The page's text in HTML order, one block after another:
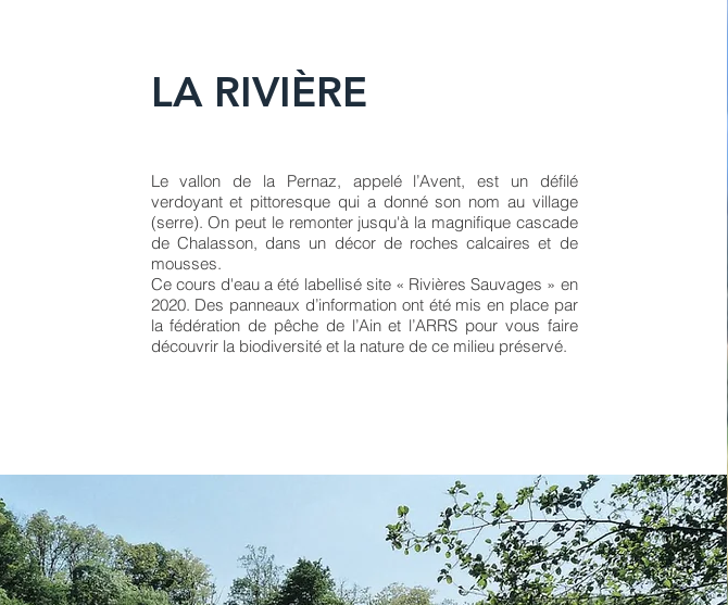
LA RIVIÈRE
Le vallon de la Pernaz, appelé l’Avent, est un défilé
verdoyant et pittoresque qui a donné son nom au village
(serre). On peut le remonter jusqu'à la magnifique cascade
de Chalasson, dans un décor de roches calcaires et de
mousses.
Ce cours d'eau a été labellisé site « Rivières Sauvages » en
2020. Des panneaux d’information ont été mis en place par
la fédération de pêche de l’Ain et l’ARRS pour vous faire
découvrir la biodiversité et la nature de ce milieu préservé.